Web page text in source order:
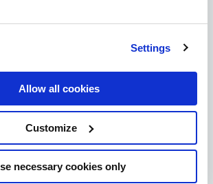
Settings
Allow all cookies
Customize
necessary cookies only
店优化（ASO）缩
化（App Store Optimisation，简称
序可见性和性能方面同样重要的支
化有助于提高您在谷歌等搜索引擎中
则专门针对您在应用程序商店搜索
动用户发现新应用程序的主要来